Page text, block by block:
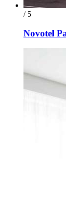
/ 5
Novotel